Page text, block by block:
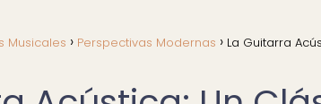
Musicales Perspectivas Modernas
La Guitarra